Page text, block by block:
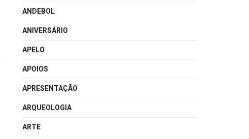
ANDEBOL
ANIVERSÁRIO
APELO
APOIOS
APRESENTAÇÃO
ARQUEOLOGIA
ARTE